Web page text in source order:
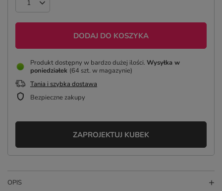
DODAJ DO KOSZYKA
Produkt dostępny w bardzo dużej ilości Wysyłka w
poniedziałek (64 szt. w magazynie)
Tania i szybka dostawa
Bezpieczne zakupy
ZAPROJEKTUJ KUBEK
OPIS